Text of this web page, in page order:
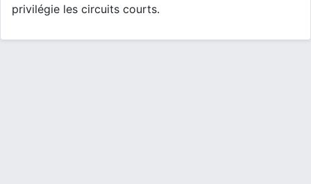
privilégie les circuits courts.